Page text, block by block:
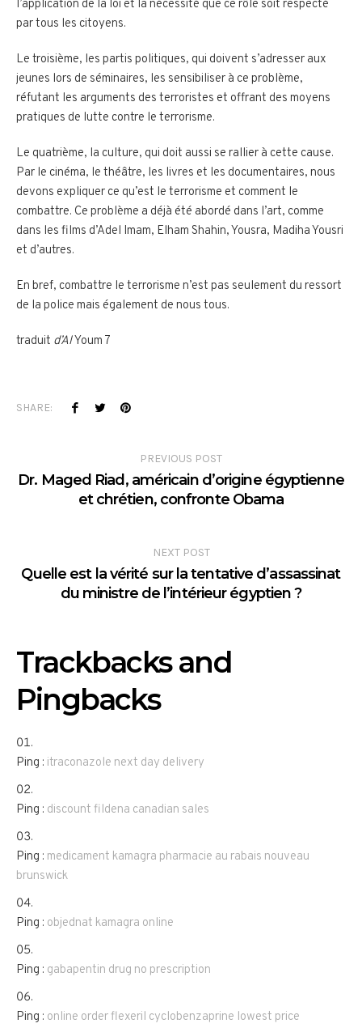
l’application de la loi et la nécessité que ce rôle soit respecté
par tous les citoyens.
Le troisième, les partis politiques, qui doivent s’adresser aux
jeunes lors de séminaires, les sensibiliser à ce problème,
réfutant les arguments des terroristes et offrant des moyens
pratiques de lutte contre le terrorisme.
Le quatrième, la culture, qui doit aussi se rallier à cette cause.
Par le cinéma, le théâtre, les livres et les documentaires, nous
devons expliquer ce qu’est le terrorisme et comment le
combattre. Ce problème a déjà été abordé dans l’art, comme
dans les films d’Adel Imam, Elham Shahin, Yousra, Madiha Yousri
et d’autres.
En bref, combattre le terrorisme n’est pas seulement du ressort
de la police mais également de nous tous.
traduit d’AlYoum 7
SHARE:
PREVIOUS POST
Dr. Maged Riad, américain d’origine égyptienne
et chrétien, confronte Obama
NEXT POST
Quelle est la vérité sur la tentative d’assassinat
du ministre de l’intérieur égyptien ?
Trackbacks and
Pingbacks
Ping : itraconazole next day delivery
Ping : discount fildena canadian sales
Ping : medicament kamagra pharmacie au rabais nouveau
brunswick
Ping : objednat kamagra online
Ping : gabapentin drug no prescription
Ping : online order flexeril cyclobenzaprine lowest price